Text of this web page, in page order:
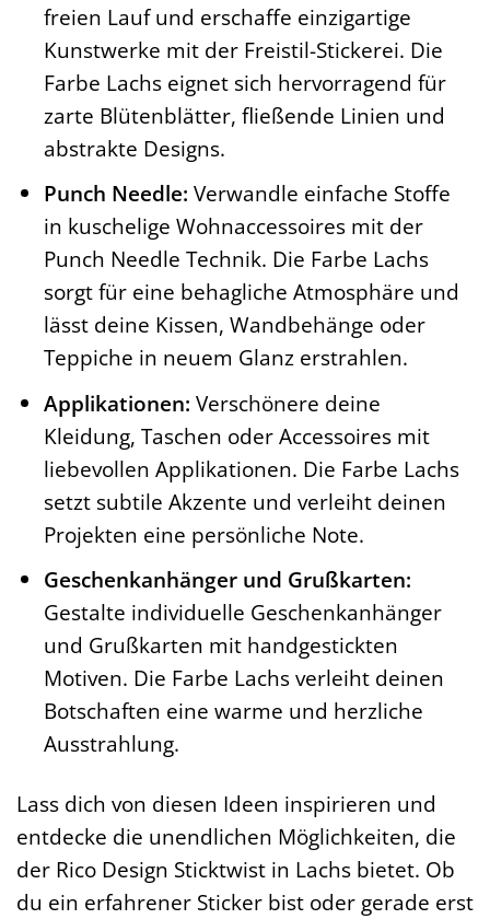
freien Lauf und erschaffe einzigartige
Kunstwerke mit der Freistil-Stickerei. Die
Farbe Lachs eignet sich hervorragend für
zarte Blütenblätter, fließende Linien und
abstrakte Designs.
Punch Needle: Verwandle einfache Stoffe
in kuschelige Wohnaccessoires mit der
Punch Needle Technik. Die Farbe Lachs
sorgt für eine behagliche Atmosphäre und
lässt deine Kissen, Wandbehänge oder
Teppiche in neuem Glanz erstrahlen.
Applikationen: Verschönere deine
Kleidung, Taschen oder Accessoires mit
liebevollen Applikationen. Die Farbe Lachs
setzt subtile Akzente und verleiht deinen
Projekten eine persönliche Note.
Geschenkanhänger und Grußkarten:
Gestalte individuelle Geschenkanhänger
und Grußkarten mit handgestickten
Motiven. Die Farbe Lachs verleiht deinen
Botschaften eine warme und herzliche
Ausstrahlung.
Lass dich von diesen Ideen inspirieren und
entdecke die unendlichen Möglichkeiten, die
der Rico Design Sticktwist in Lachs bietet. Ob
du ein erfahrener Sticker bist oder gerade erst